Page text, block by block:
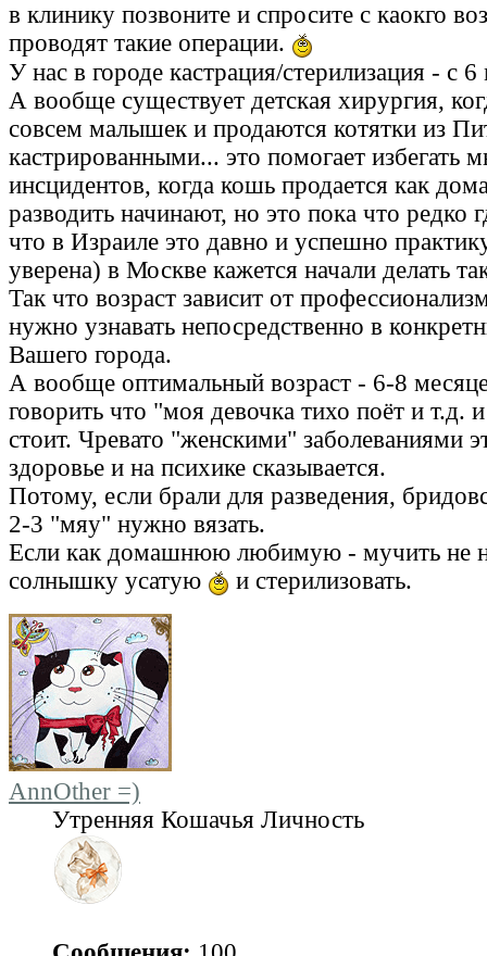
в клинику позвоните и спросите с каокго
проводят такие операции.
У нас в городе кастрация/стерилизация - с 6
А вообще существует детская хирургия,
совсем малышек и продаются котятки из
кастрированными... это помогает избегать
инсцидентов, когда кошь продается как
разводить начинают, но это пока что редко
что в Израиле это давно и успешно
уверена) в Москве кажется начали делать
Так что возраст зависит от
нужно узнавать непосредственно в
Вашего города.
А вообще оптимальный возраст - 6-8
говорить что "моя девочка тихо поёт и
стоит. Чревато "женскими" заболеваниями
здоровье и на психике сказывается.
Потому, если брали для разведения,
2-3 "мяу" нужно вязать.
Если как домашнюю любимую - мучить не
солнышку усатую
и стерилизовать.
AnnOther =)
Утренняя Кошачья Личность